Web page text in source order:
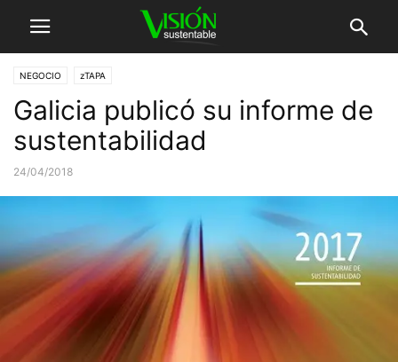
NEGOCIO zTAPA
Galicia publicó su informe de
sustentabilidad
24/04/2018